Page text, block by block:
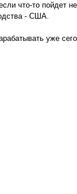
что-то пойдет
- США.
уже